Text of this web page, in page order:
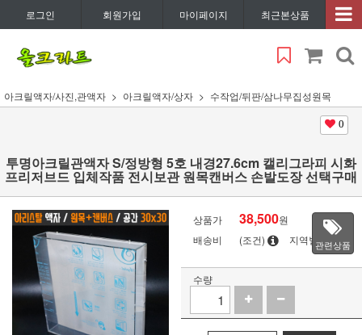
로그인 회원가입 마이페이지 최근본상품
아크릴액자/사진,관액자 아크릴액자/상자 수작업/뒤판/삼나무집성원목
0
투명아크릴관액자 S/정방형 5호 내경27.6cm 캘리그라피 시화
프리저브드 입체작품 전시보관 원목캔버스 손발도장 선택구매
상품가 38,500원
배송비
(조건) 지역별관련상품
수량